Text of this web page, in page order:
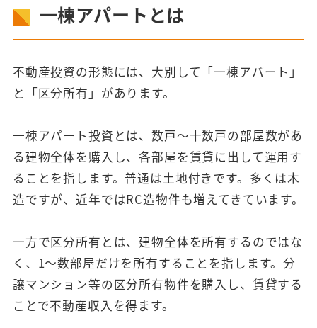
一棟アパートとは
不動産投資の形態には、大別して「一棟アパート」
と「区分所有」があります。
一棟アパート投資とは、数戸〜十数戸の部屋数があ
る建物全体を購入し、各部屋を賃貸に出して運用す
ることを指します。普通は土地付きです。多くは木
造ですが、近年ではRC造物件も増えてきています。
一方で区分所有とは、建物全体を所有するのではな
く、1～数部屋だけを所有することを指します。分
譲マンション等の区分所有物件を購入し、賃貸する
ことで不動産収入を得ます。